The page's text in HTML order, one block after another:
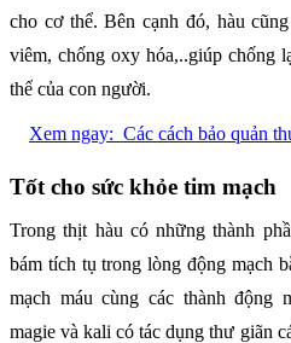
cho cơ thể. Bên cạnh đó, hàu
viêm, chống oxy hóa,..giúp chống
thể của con người.
Xem ngay: Các cách bảo quản
Tốt cho sức khỏe tim mạch
Trong thịt hàu có những thành
bám tích tụ trong lòng động mạch
mạch máu cùng các thành động
magie và kali có tác dụng thư giãn